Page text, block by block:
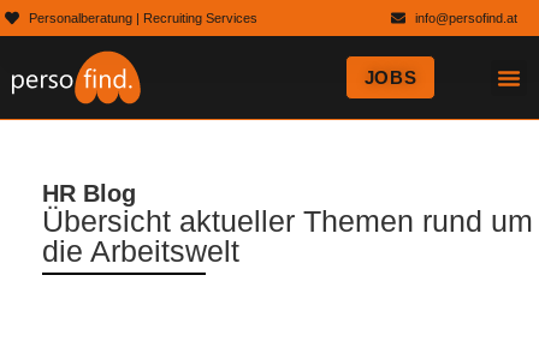
Personalberatung | Recruiting Services info@persofind.at
JOBS
HR Blog
Übersicht aktueller Themen rund um
die Arbeitswelt